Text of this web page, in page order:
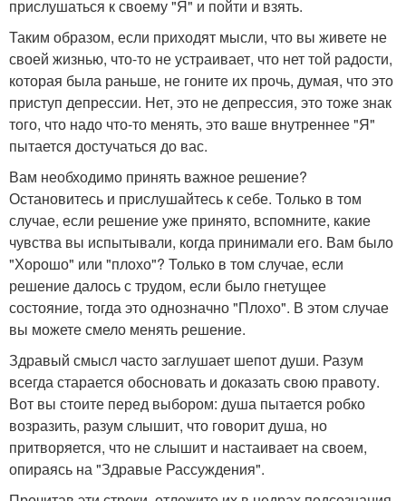
прислушаться к своему "Я" и пойти и взять.
Таким образом, если приходят мысли, что вы живете не
своей жизнью, что-то не устраивает, что нет той радости,
которая была раньше, не гоните их прочь, думая, что это
приступ депрессии. Нет, это не депрессия, это тоже знак
того, что надо что-то менять, это ваше внутреннее "Я"
пытается достучаться до вас.
Вам необходимо принять важное решение?
Остановитесь и прислушайтесь к себе. Только в том
случае, если решение уже принято, вспомните, какие
чувства вы испытывали, когда принимали его. Вам было
"Хорошо" или "плохо"? Только в том случае, если
решение далось с трудом, если было гнетущее
состояние, тогда это однозначно "Плохо". В этом случае
вы можете смело менять решение.
Здравый смысл часто заглушает шепот души. Разум
всегда старается обосновать и доказать свою правоту.
Вот вы стоите перед выбором: душа пытается робко
возразить, разум слышит, что говорит душа, но
притворяется, что не слышит и настаивает на своем,
опираясь на "Здравые Рассуждения".